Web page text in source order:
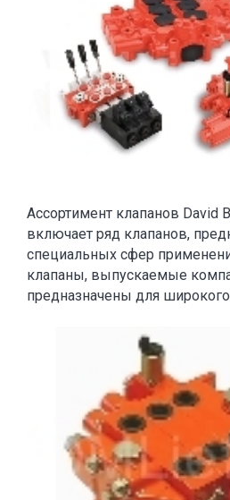
Ассортимент клапанов David
включает ряд клапанов,
специальных сфер
клапаны, выпускаемые
предназначены для широкого